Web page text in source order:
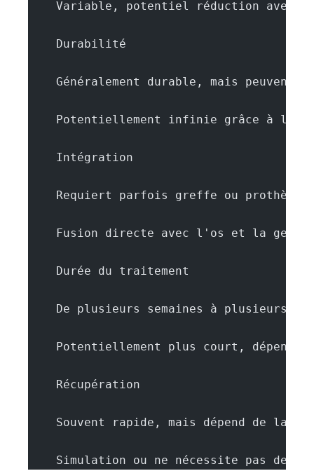
Variable, potentiel réduction avec
    Durabilité
Généralement durable, mais peuvent
Potentiellement infinie grâce à la
    Intégration
    Requiert parfois greffe ou prothèses
Fusion directe avec l'os et la
    Durée du traitement
De plusieurs semaines à plusieurs
Potentiellement plus court, dépend
    Récupération
Souvent rapide, mais dépend de la
Simulation ou ne nécessite pas de